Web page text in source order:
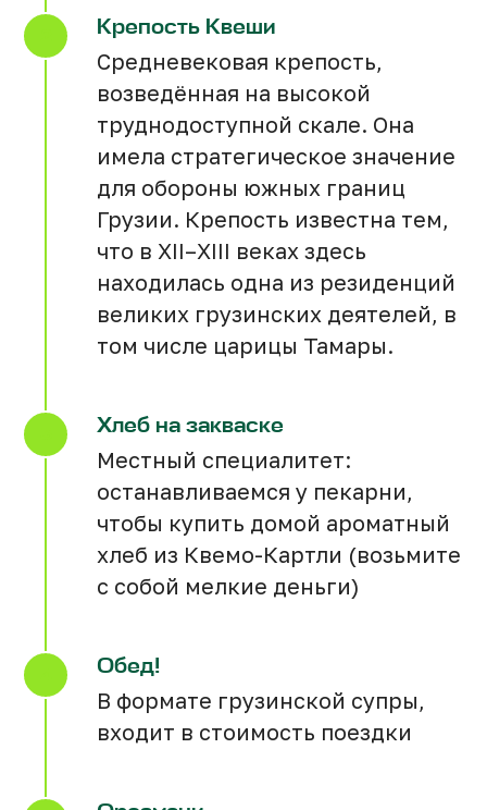
Крепость Квеши
Средневековая крепость,
возведённая на высокой
труднодоступной скале. Она
имела стратегическое значение
для обороны южных границ
Грузии. Крепость известна тем,
что в XII–XIII веках здесь
находилась одна из резиденций
великих грузинских деятелей, в
том числе царицы Тамары.
Хлеб на закваске
Местный специалитет:
останавливаемся у пекарни,
чтобы купить домой ароматный
хлеб из Квемо-Картли (возьмите
с собой мелкие деньги)
Обед!
В формате грузинской супры,
входит в стоимость поездки
Археологический тур
14.06
Забронировать
Количество мест ограничено!
К оплате — 414460
Что входит в стоимость:
Билеты в музей
Количество мест ограничено!
К оплате — 621690
Что входит в стоимость:
Билеты в музей
Количество мест ограничено!
К оплате — 828920
Что входит в стоимость:
Билеты в музей